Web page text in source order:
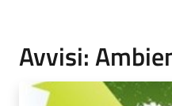
Avvisi: